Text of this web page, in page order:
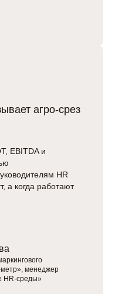
агро-срез
EBITDA и
HR
а когда работают
менеджер
HR-среды»